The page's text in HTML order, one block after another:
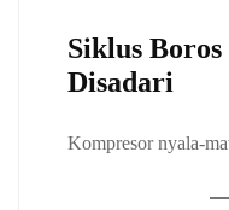
Siklus
Disadari
Kompresor nyala-